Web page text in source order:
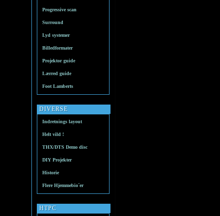
Progressive scan
Surround
Lyd systemer
Billedformater
Projektor guide
Lærred guide
Foot Lamberts
DIVERSE
Indretnings layout
Helt vild !
THX/DTS Demo disc
DIY Projekter
Historie
Flere Hjemmebio´er
HTPC